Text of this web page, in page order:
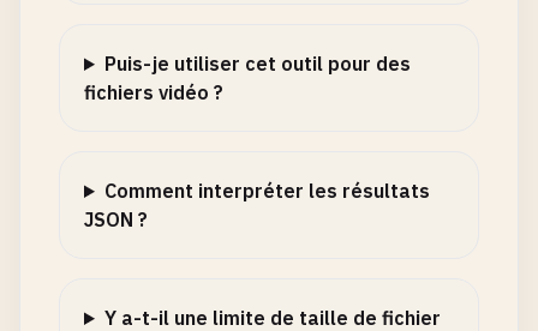
Puis-je utiliser cet outil pour des
fichiers vidéo ?
Comment interpréter les résultats
JSON ?
Y a-t-il une limite de taille de fichier